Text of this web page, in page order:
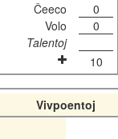
Ĉeeco
0
Volo
0
Talentoj
10
Vivpoentoj